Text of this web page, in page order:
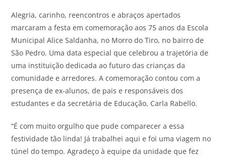
Alegria, carinho, reencontros e abraços apertados
marcaram a festa em comemoração aos 75 anos da Escola
Municipal Alice Saldanha, no Morro do Tiro, no bairro de
São Pedro. Uma data especial que celebrou a trajetória de
uma instituição dedicada ao futuro das crianças da
comunidade e arredores. A comemoração contou com a
presença de ex-alunos, de pais e responsáveis dos
estudantes e da secretária de Educação, Carla Rabello.
“É com muito orgulho que pude comparecer a essa
festividade tão linda! Já trabalhei aqui e foi uma viagem no
túnel do tempo. Agradeço à equipe da unidade que fez